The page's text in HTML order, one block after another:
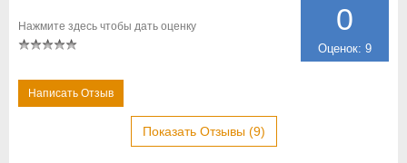
0
Оценок: 9
Нажмите здесь чтобы дать оценку
Написать Отзыв
Показать Отзывы (9)